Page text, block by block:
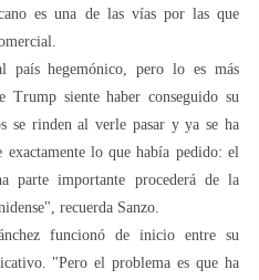
es una de las vías por las que
país hegemónico, pero lo es más
siente haber conseguido su
se rinden al verle pasar y ya se ha
lo que había pedido: el
parte importante procederá de la
recuerda Sanzo.
funcionó de inicio entre su
"Pero el problema es que ha